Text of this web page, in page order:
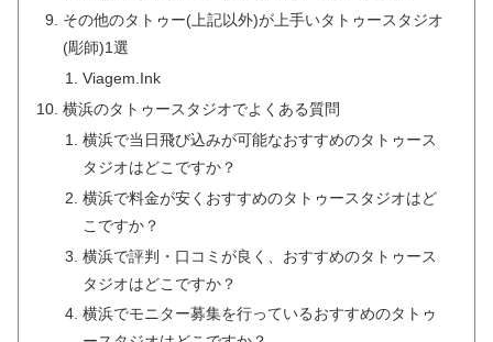
その他のタトゥー(上記以外)が上手いタトゥースタジオ
(彫師)1選
Viagem.Ink
横浜のタトゥースタジオでよくある質問
横浜で当日飛び込みが可能なおすすめのタトゥース
タジオはどこですか？
横浜で料金が安くおすすめのタトゥースタジオはど
こですか？
横浜で評判・口コミが良く、おすすめのタトゥース
タジオはどこですか？
横浜でモニター募集を行っているおすすめのタトゥ